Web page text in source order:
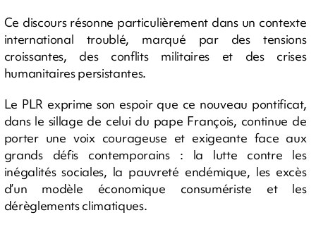
Ce discours résonne particulièrement dans un contexte
international troublé, marqué par des tensions
croissantes, des conflits militaires et des crises
humanitaires persistantes.
Le PLR exprime son espoir que ce nouveau pontificat,
dans le sillage de celui du pape François, continue de
porter une voix courageuse et exigeante face aux
grands défis contemporains : la lutte contre les
inégalités sociales, la pauvreté endémique, les excès
d’un modèle économique consumériste et les
dérèglements climatiques.